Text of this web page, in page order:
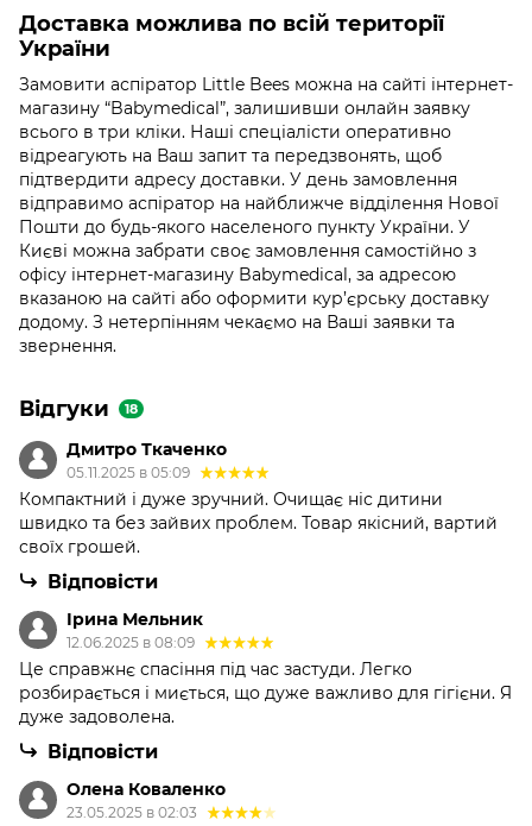
Доставка можлива по всій території
України
Замовити аспіратор Little Bees можна на сайті інтернет-
магазину “Babymedical”, залишивши онлайн заявку
всього в три кліки. Наші спеціалісти оперативно
відреагують на Ваш запит та передзвонять, щоб
підтвердити адресу доставки. У день замовлення
відправимо аспіратор на найближче відділення Нової
Пошти до будь-якого населеного пункту України. У
Києві можна забрати своє замовлення самостійно з
офісу інтернет-магазину Babymedical, за адресою
вказаною на сайті або оформити кур’єрську доставку
додому. З нетерпінням чекаємо на Ваші заявки та
звернення.
Відгуки 18
Дмитро Ткаченко
05.11.2025 в 05:09
Компактний і дуже зручний. Очищає ніс дитини
швидко та без зайвих проблем. Товар якісний, вартий
своїх грошей.
Відповісти
Ірина Мельник
12.06.2025 в 08:09
Це справжнє спасіння під час застуди. Легко
розбирається і миється, що дуже важливо для гігієни. Я
дуже задоволена.
Відповісти
Олена Коваленко
23.05.2025 в 02:03